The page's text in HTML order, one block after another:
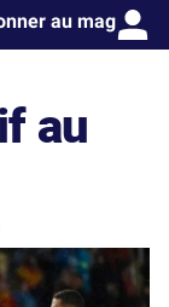
au mag
au